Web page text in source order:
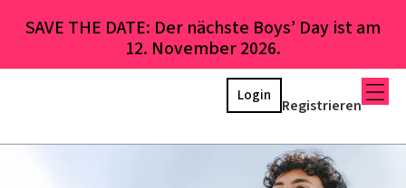
SAVE THE DATE: Der nächste Boys’ Day ist am
12. November 2026.
Registrieren
Login